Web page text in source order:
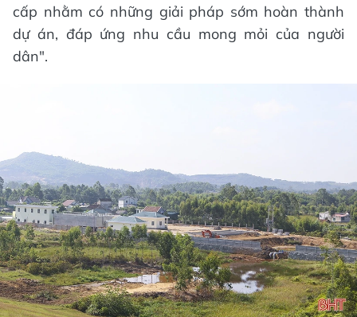
cấp nhằm có những giải pháp sớm hoàn thành
dự án, đáp ứng nhu cầu mong mỏi của người
dân".